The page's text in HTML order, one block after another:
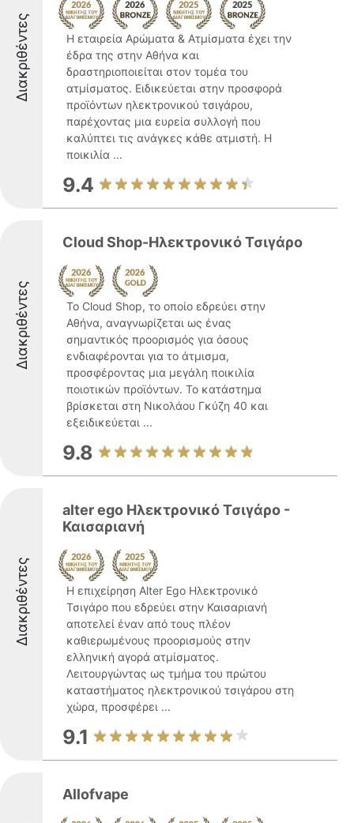
Διακριθέντες
Η εταιρεία Αρώματα & Ατμίσματα έχει την
έδρα της στην Αθήνα και
δραστηριοποιείται στον τομέα του
ατμίσματος. Ειδικεύεται στην προσφορά
προϊόντων ηλεκτρονικού τσιγάρου,
παρέχοντας μια ευρεία συλλογή που
καλύπτει τις ανάγκες κάθε ατμιστή. Η
ποικιλία ...
9.4
Διακριθέντες
Cloud Shop-Ηλεκτρονικό Τσιγάρο
Το Cloud Shop, το οποίο εδρεύει στην
Αθήνα, αναγνωρίζεται ως ένας
σημαντικός προορισμός για όσους
ενδιαφέρονται για το άτμισμα,
προσφέροντας μια μεγάλη ποικιλία
ποιοτικών προϊόντων. Το κατάστημα
βρίσκεται στη Νικολάου Γκύζη 40 και
εξειδικεύεται ...
9.8
Διακριθέντες
alter ego Ηλεκτρονικό Τσιγάρο -
Καισαριανή
Η επιχείρηση Alter Ego Ηλεκτρονικό
Τσιγάρο που εδρεύει στην Καισαριανή
αποτελεί έναν από τους πλέον
καθιερωμένους προορισμούς στην
ελληνική αγορά ατμίσματος.
Λειτουργώντας ως τμήμα του πρώτου
καταστήματος ηλεκτρονικού τσιγάρου στη
χώρα, προσφέρει ...
9.1
Allofvape